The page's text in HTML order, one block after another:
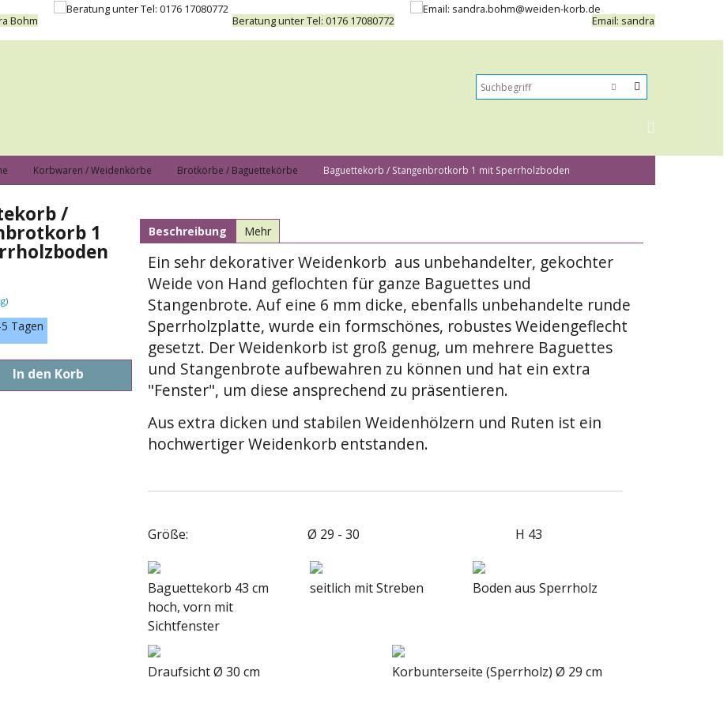
Bohm Beratung unter Tel: 0176 17080772 Email:
Korbwaren / Weidenkörbe Brotkörbe / Baguettekörbe Baguettekorb / Stangenbrotkorb 1 mit Sperrholzboden
/
1
Tagen
In den Korb
Beschreibung Mehr
Ein sehr dekorativer Weidenkorb aus unbehandelter, gekochter
Weide von Hand geflochten für ganze Baguettes und
Stangenbrote. Auf eine 6 mm dicke, ebenfalls unbehandelte runde
Sperrholzplatte, wurde ein formschönes, robustes Weidengeflecht
gesetzt. Der Weidenkorb ist groß genug, um mehrere Baguettes
und Stangenbrote aufbewahren zu können und hat ein extra
"Fenster", um diese ansprechend zu präsentieren.
Aus extra dicken und stabilen Weidenhölzern und Ruten ist ein
hochwertiger Weidenkorb entstanden.
Größe: Ø 29 - 30 H 43
Baguettekorb 43 cm
hoch, vorn mit
Sichtfenster
seitlich mit Streben Boden aus Sperrholz
Draufsicht Ø 30 cm Korbunterseite (Sperrholz) Ø 29 cm